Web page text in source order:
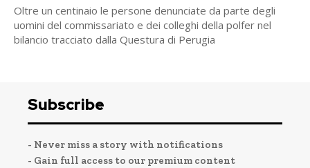
Oltre un centinaio le persone denunciate da parte degli
uomini del commissariato e dei colleghi della polfer nel
bilancio tracciato dalla Questura di Perugia
Subscribe
- Never miss a story with notifications
- Gain full access to our premium content